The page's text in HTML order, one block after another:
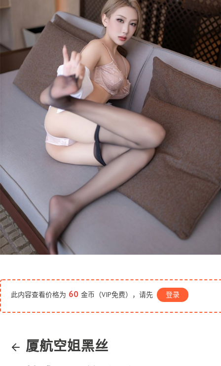
此内容查看价格为 60 金币（VIP免费），请先 登录
厦航空姐黑丝